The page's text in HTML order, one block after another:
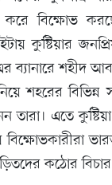
বিক্ষোভ
কুষ্টিয়ার
ব্যানারে শহীদ
শহরের
তারা। এতে
কঠোর